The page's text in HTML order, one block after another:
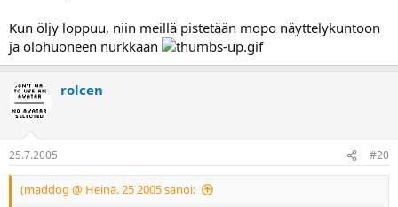
Kun öljy loppuu, niin meillä pistetään mopo näyttelykuntoon
ja olohuoneen nurkkaan
rolcen
25.7.2005 #20
(maddog @ Heinä. 25 2005 sanoi: